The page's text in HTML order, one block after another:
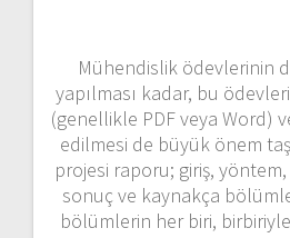
Mühendislik ödevlerinin
yapılması kadar, bu
(genellikle PDF veya Word)
edilmesi de büyük önem
projesi raporu; giriş,
sonuç ve kaynakça
bölümlerin her biri,